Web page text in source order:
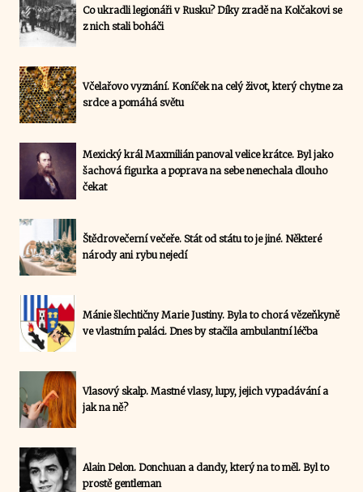
Co ukradli legionáři v Rusku? Díky zradě na Kolčakovi se
z nich stali boháči
Včelařovo vyznání. Koníček na celý život, který chytne za
srdce a pomáhá světu
Mexický král Maxmilián panoval velice krátce. Byl jako
šachová figurka a poprava na sebe nenechala dlouho
čekat
Štědrovečerní večeře. Stát od státu to je jiné. Některé
národy ani rybu nejedí
Mánie šlechtičny Marie Justiny. Byla to chorá vězeňkyně
ve vlastním paláci. Dnes by stačila ambulantní léčba
Vlasový skalp. Mastné vlasy, lupy, jejich vypadávání a
jak na ně?
Alain Delon. Donchuan a dandy, který na to měl. Byl to
prostě gentleman